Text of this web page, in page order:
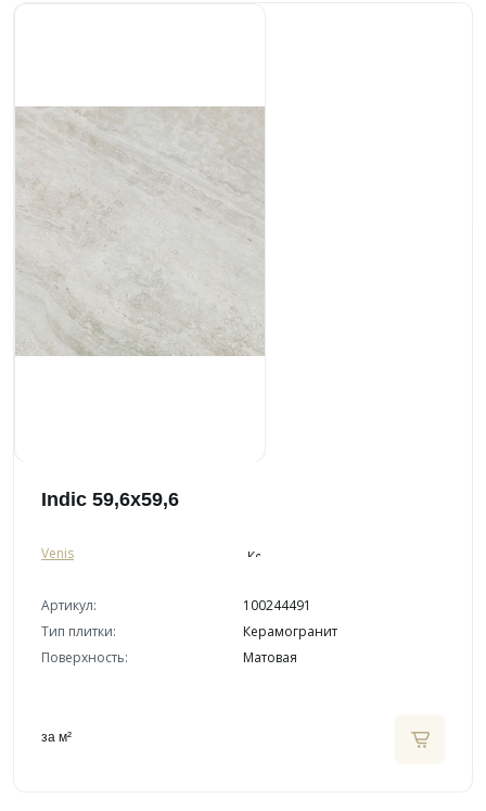
Indic 59,6x59,6
Venis
Артикул:
100244491
Тип плитки:
Керамогранит
Поверхность:
Матовая
за м²